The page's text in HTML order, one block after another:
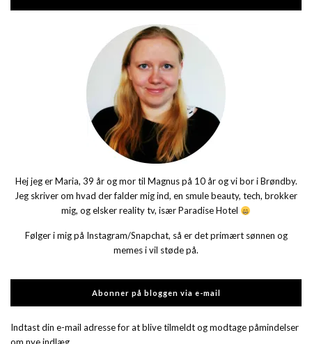
Hej jeg er Maria, 39 år og mor til Magnus på 10 år og vi bor i Brøndby.
Jeg skriver om hvad der falder mig ind, en smule beauty, tech, brokker
mig, og elsker reality tv, især Paradise Hotel
Følger i mig på Instagram/Snapchat, så er det primært sønnen og
memes i vil støde på.
Abonner på bloggen via e-mail
Indtast din e-mail adresse for at blive tilmeldt og modtage påmindelser